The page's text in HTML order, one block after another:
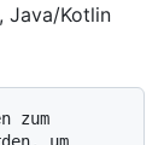
Java/Kotlin
um